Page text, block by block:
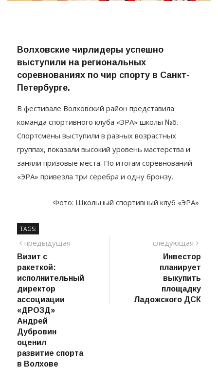
Волховские чирлидеры успешно
выступили на региональных
соревнованиях по чир спорту в Санкт-
Петербурге.
В фестивале Волховский район представила
команда спортивного клуба «ЭРА» школы №6.
Спортсмены выступили в разных возрастных
группах, показали высокий уровень мастерства и
заняли призовые места. По итогам соревнований
TAGS:
Навигация
по
записям
предыдущая
Визит с
ракеткой:
исполнительный
директор
ассоциации
«ДРОЗД»
Андрей
Дубровин
оценил
следующая
Инвестор
планирует
выкупить